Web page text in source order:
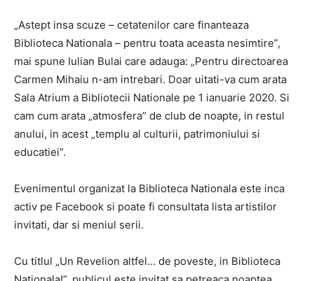
„Astept insa scuze – cetatenilor care finanteaza
Biblioteca Nationala – pentru toata aceasta nesimtire”,
mai spune Iulian Bulai care adauga: „Pentru directoarea
Carmen Mihaiu n-am intrebari. Doar uitati-va cum arata
Sala Atrium a Bibliotecii Nationale pe 1 ianuarie 2020. Si
cam cum arata „atmosfera” de club de noapte, in restul
anului, in acest „templu al culturii, patrimoniului si
educatiei”.
Evenimentul organizat la Biblioteca Nationala este inca
activ pe Facebook si poate fi consultata lista artistilor
invitati, dar si meniul serii.
Cu titlul „Un Revelion altfel… de poveste, in Biblioteca